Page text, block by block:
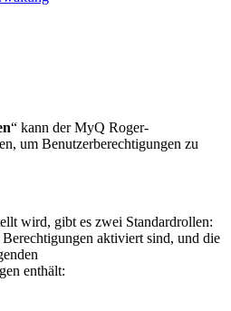
“ kann der MyQ Roger-
um Benutzerberechtigungen zu
wird, gibt es zwei Standardrollen:
aktiviert sind, und die
enthält: